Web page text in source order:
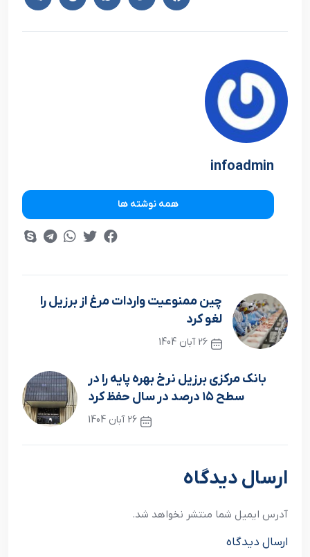
infoadmin
همه نوشته ها
چین ممنوعیت واردات مرغ از برزیل را
لغو کرد
26 آبان 1404
بانک مرکزی برزیل نرخ بهره پایه را در
سطح ۱۵ درصد در سال حفظ کرد
26 آبان 1404
نوشته بعدی
ارسال دیدگاه
آدرس ایمیل شما منتشر نخواهد شد.
ارسال دیدگاه